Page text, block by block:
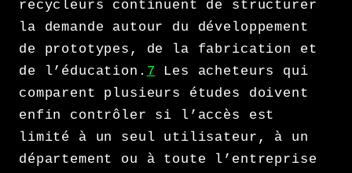
recycleurs continuent de structurer
la demande autour du développement
de prototypes, de la fabrication et
de l’éducation. 7 Les acheteurs qui
comparent plusieurs études doivent
enfin contrôler si l’accès est
limité à un seul utilisateur, à un
département ou à toute l’entreprise